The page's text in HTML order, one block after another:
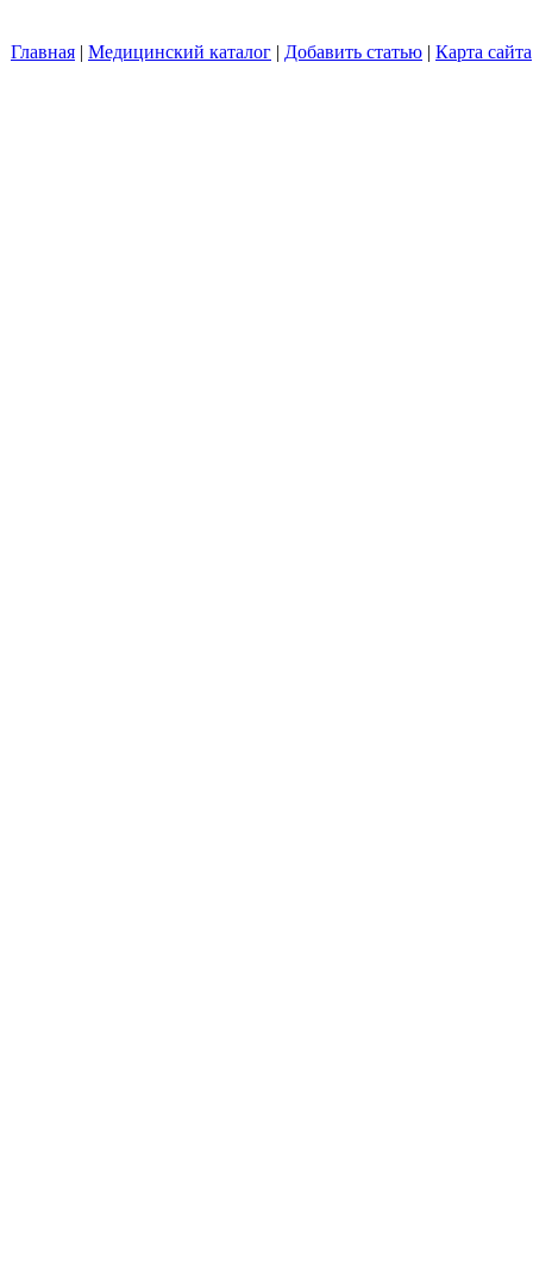
Главная | Медицинский каталог | Добавить статью | Карта сайта